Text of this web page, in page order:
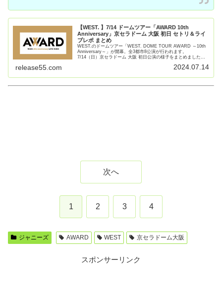
【WEST. 】7/14 ドームツアー「AWARD 10th
Anniversary」京セラドーム 大阪 初日 セトリ＆ライ
ブレポ まとめ
WEST.のドームツアー「WEST. DOME TOUR AWARD ～10th
Anniversary～」が開幕。全3都市8公演が行われます。
7/14（日）京セラドーム 大阪 初日公演の様子をまとめました。
release55.com 2024.07.14
次へ
1 2 3 4
ジャニーズ AWARD WEST 京セラドーム大阪
スポンサーリンク